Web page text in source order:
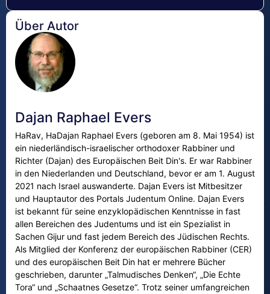
Über Autor
Dajan Raphael Evers
HaRav, HaDajan Raphael Evers (geboren am 8. Mai 1954) ist
ein niederländisch-israelischer orthodoxer Rabbiner und
Richter (Dajan) des Europäischen Beit Din's. Er war Rabbiner
in den Niederlanden und Deutschland, bevor er am 1. August
2021 nach Israel auswanderte. Dajan Evers ist Mitbesitzer
und Hauptautor des Portals Judentum Online. Dajan Evers
ist bekannt für seine enzyklopädischen Kenntnisse in fast
allen Bereichen des Judentums und ist ein Spezialist in
Sachen Gijur und fast jedem Bereich des Jüdischen Rechts.
Als Mitglied der Konferenz der europäischen Rabbiner (CER)
und des europäischen Beit Din hat er mehrere Bücher
geschrieben, darunter „Talmudisches Denken“, „Die Echte
Tora“ und „Schaatnes Gesetze“. Trotz seiner umfangreichen